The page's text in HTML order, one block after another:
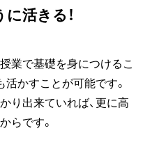
活きる！
業で基礎を身につけるこ
かすことが可能です。
り出来ていれば、更に高
らです。